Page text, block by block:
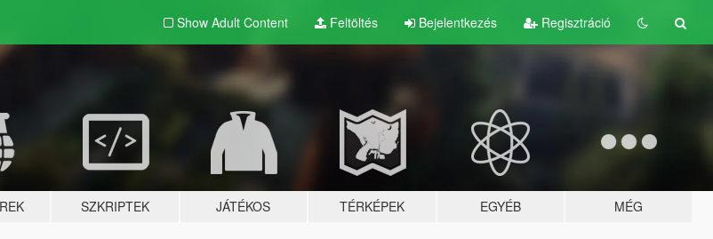
Show Adult Content Feltöltés Bejelentkezés Regisztráció
SZKRIPTEK JÁTÉKOS TÉRKÉPEK EGYÉB MÉG